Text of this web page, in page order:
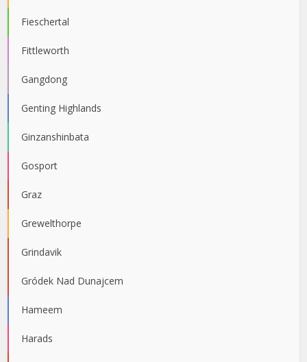
Fieschertal
Fittleworth
Gangdong
Genting Highlands
Ginzanshinbata
Gosport
Graz
Grewelthorpe
Grindavik
Gródek Nad Dunajcem
Hameem
Harads